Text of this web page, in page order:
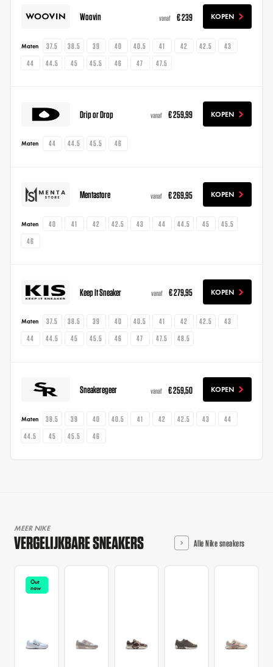
Woovin vanaf € 239 KOPEN
Maten 37.5 38.5 39 40 40.5 41 42 42.5
43
44
44.5 45 45.5 46 47 47.5
Drip or Drop vanaf € 259,99 KOPEN
Maten 44 44.5 45.5 46
Mentastore vanaf € 269,95 KOPEN
Maten 40 41 42 42.5 43 44 44.5 45
45.5
46
Keep It Sneaker vanaf € 279,95 KOPEN
Maten 37.5 38.5 39 40 40.5 41 42 42.5
43
44
44.5 45 45.5 46 47 47.5 48.5
Sneakeregeer vanaf € 259,50 KOPEN
Maten 38.5 39 40 40.5 41 42 42.5 43
44
44.5
45 45.5 46
MEER NIKE
VERGELIJKBARE SNEAKERS Alle Nike sneakers
Out
now